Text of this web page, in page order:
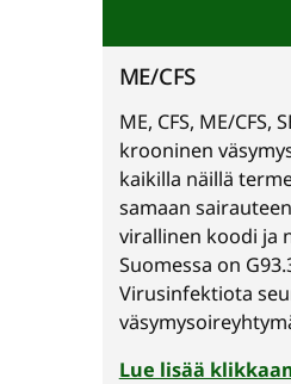
ME/CFS
ME, CFS, ME/CFS,
krooninen
kaikilla näillä
samaan
virallinen koodi ja
Suomessa on
Virusinfektiota
Lue lisää